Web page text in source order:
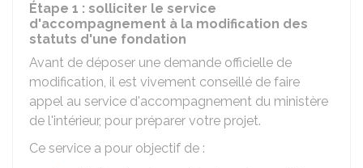
Étape 1 : solliciter le service
d'accompagnement à la modification des
statuts d'une fondation
Avant de déposer une demande officielle de
modification, il est vivement conseillé de faire
appel au service d'accompagnement du ministère
de l'intérieur, pour préparer votre projet.
Ce service a pour objectif de :